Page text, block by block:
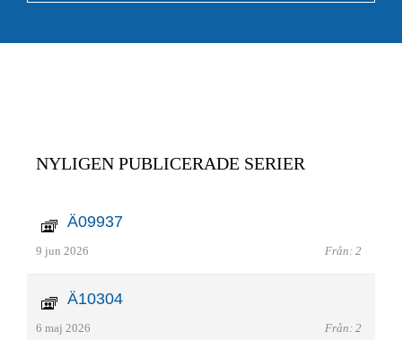
NYLIGEN PUBLICERADE SERIER
Ä09937
9 jun 2026 Från: 2
Ä10304
6 maj 2026 Från: 2